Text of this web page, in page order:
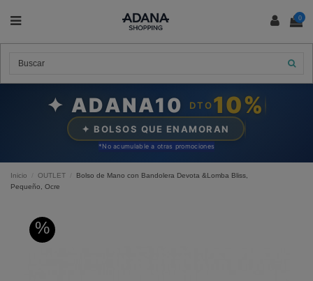
0
✦ ADANA10 DTO10%
✦ BOLSOS QUE ENAMORAN
*No acumulable a otras promociones
Inicio OUTLET
Bolso de Mano con Bandolera Devota &Lomba Bliss,
Pequeño, Ocre
%